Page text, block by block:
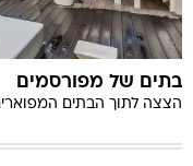
בתים של מפורסמים
הצצה לתוך הבתים